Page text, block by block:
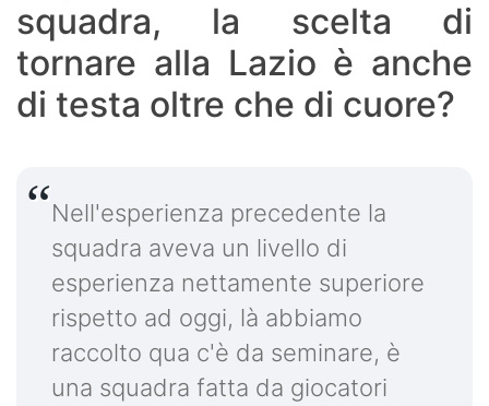
squadra, la scelta di
tornare alla Lazio è anche
di testa oltre che di cuore?
Nell'esperienza precedente la
squadra aveva un livello di
esperienza nettamente superiore
rispetto ad oggi, là abbiamo
raccolto qua c'è da seminare, è
una squadra fatta da giocatori